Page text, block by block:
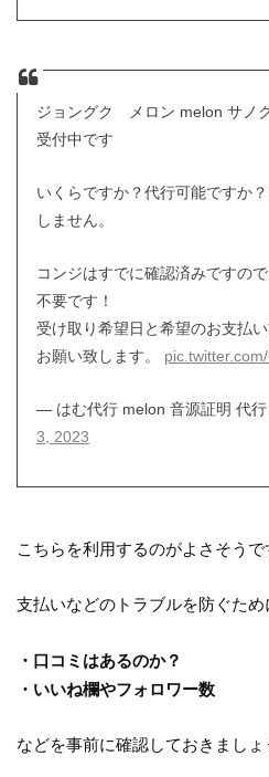
ジョングク メロン melon サノ
受付中です
いくらですか？代行可能ですか
しません。
コンジはすでに確認済みですので
不要です！
受け取り希望日と希望のお支払
お願い致します。
— はむ代行 melon 音源証明 代
3, 2023
こちらを利用するのがよさそうで
支払いなどのトラブルを防ぐため
・口コミはあるのか？
・いいね欄やフォロワー数
などを事前に確認しておきましょ